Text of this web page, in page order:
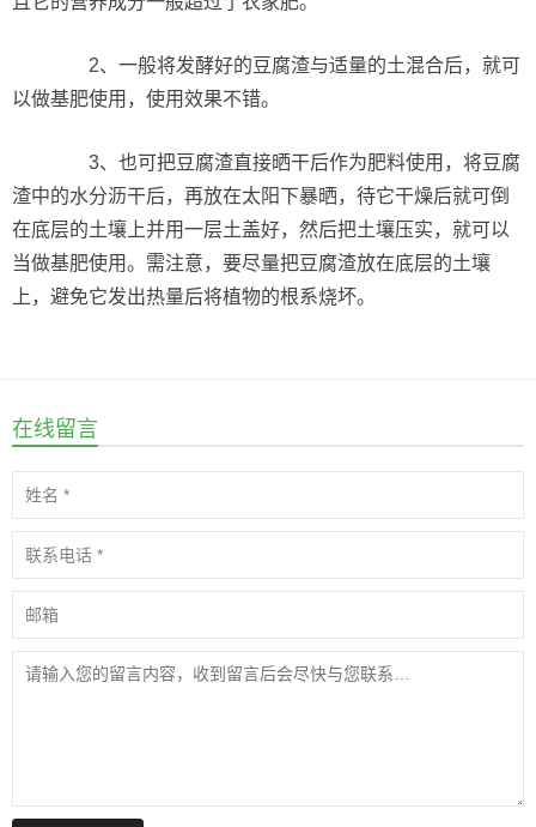
2、一般将发酵好的豆腐渣与适量的土混合后，就可
以做基肥使用，使用效果不错。
3、也可把豆腐渣直接晒干后作为肥料使用，将豆腐
渣中的水分沥干后，再放在太阳下暴晒，待它干燥后就可倒
在底层的土壤上并用一层土盖好，然后把土壤压实，就可以
当做基肥使用。需注意，要尽量把豆腐渣放在底层的土壤
上，避免它发出热量后将植物的根系烧坏。
在线留言